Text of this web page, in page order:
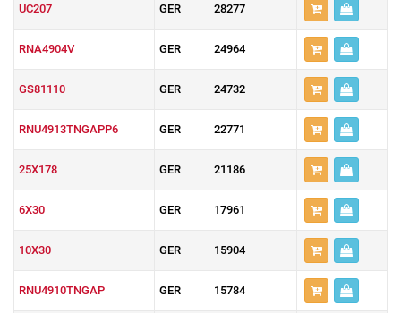
UC207 GER 28277
RNA4904V GER 24964
GS81110 GER 24732
RNU4913TNGAPP6 GER 22771
25X178 GER 21186
6X30 GER 17961
10X30 GER 15904
RNU4910TNGAP GER 15784